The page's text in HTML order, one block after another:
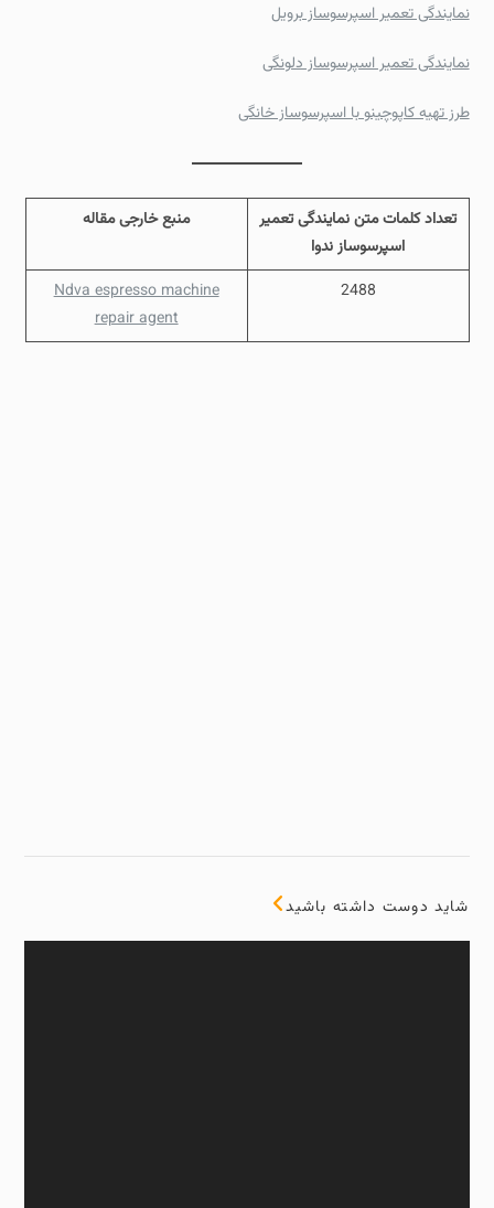
نمایندگی تعمیر اسپرسوساز برویل
نمایندگی تعمیر اسپرسوساز دلونگی
طرز تهیه کاپوچینو با اسپرسوساز خانگی
تعداد کلمات متن نمایندگی تعمیر
اسپرسوساز ندوا
منبع خارجی مقاله
2488
Ndva espresso machine
repair agent
شاید دوست داشته باشید